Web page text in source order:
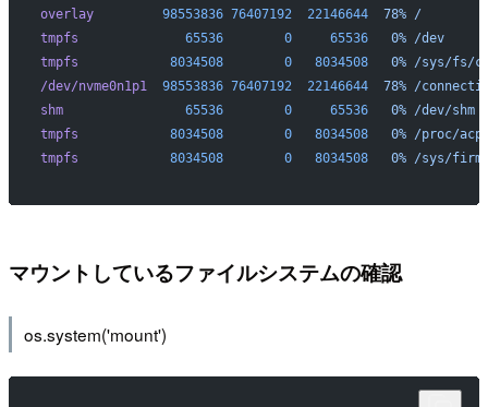
overlay
         98553836
76407192
  22146644
  78%
/
tmpfs
              65536
        0
     65536
   0%
/dev
tmpfs
            8034508
        0
   8034508
   0%
/sys/fs/
/dev/nvme0n1p1
  98553836
76407192
  22146644
  78%
/
shm
                65536
        0
     65536
   0%
/dev/shm
tmpfs
            8034508
        0
   8034508
   0%
/proc/
tmpfs
            8034508
        0
   8034508
   0%
/sys/
マウントしているファイルシステムの確認
os.system('mount')